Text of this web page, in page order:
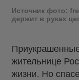
Источник фото:
держит в руках
жительнице
жизни. Но